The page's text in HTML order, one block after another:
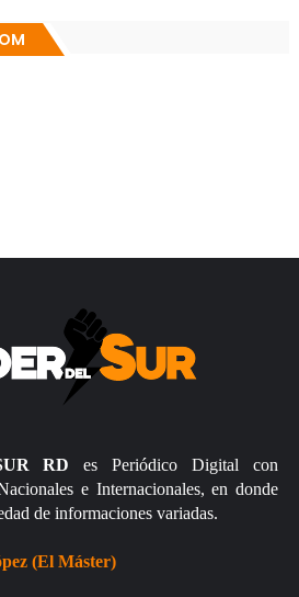
RD es Periódico Digital con
e Internacionales, en donde
de informaciones variadas.
(El Máster)